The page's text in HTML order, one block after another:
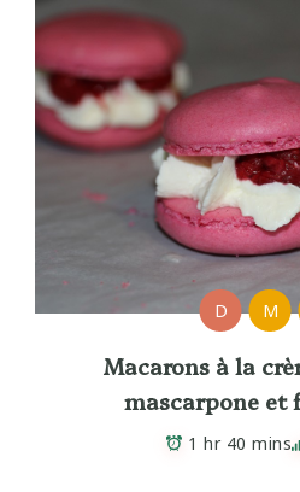
D M
Macarons à la
mascarpone et
1 hr 40 mins